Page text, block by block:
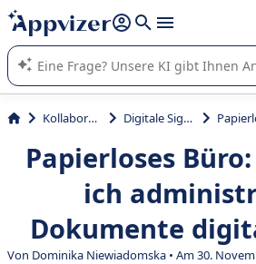
beantworten (mehrere Zeilen mit
Die KI von Appvizer führt Sie bei der
von SaaS-Software in Unternehmen.
Kollaboration Digitale Signatur
Papierloses
ich
Dokumente
Von Dominika Niewiadomska • Am 30.